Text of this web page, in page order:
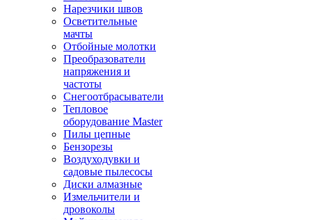
Нарезчики швов
Осветительные
мачты
Отбойные молотки
Преобразователи
напряжения и
частоты
Снегоотбрасыватели
Тепловое
оборудование Master
Пилы цепные
Бензорезы
Воздуходувки и
садовые пылесосы
Диски алмазные
Измельчители и
дровоколы